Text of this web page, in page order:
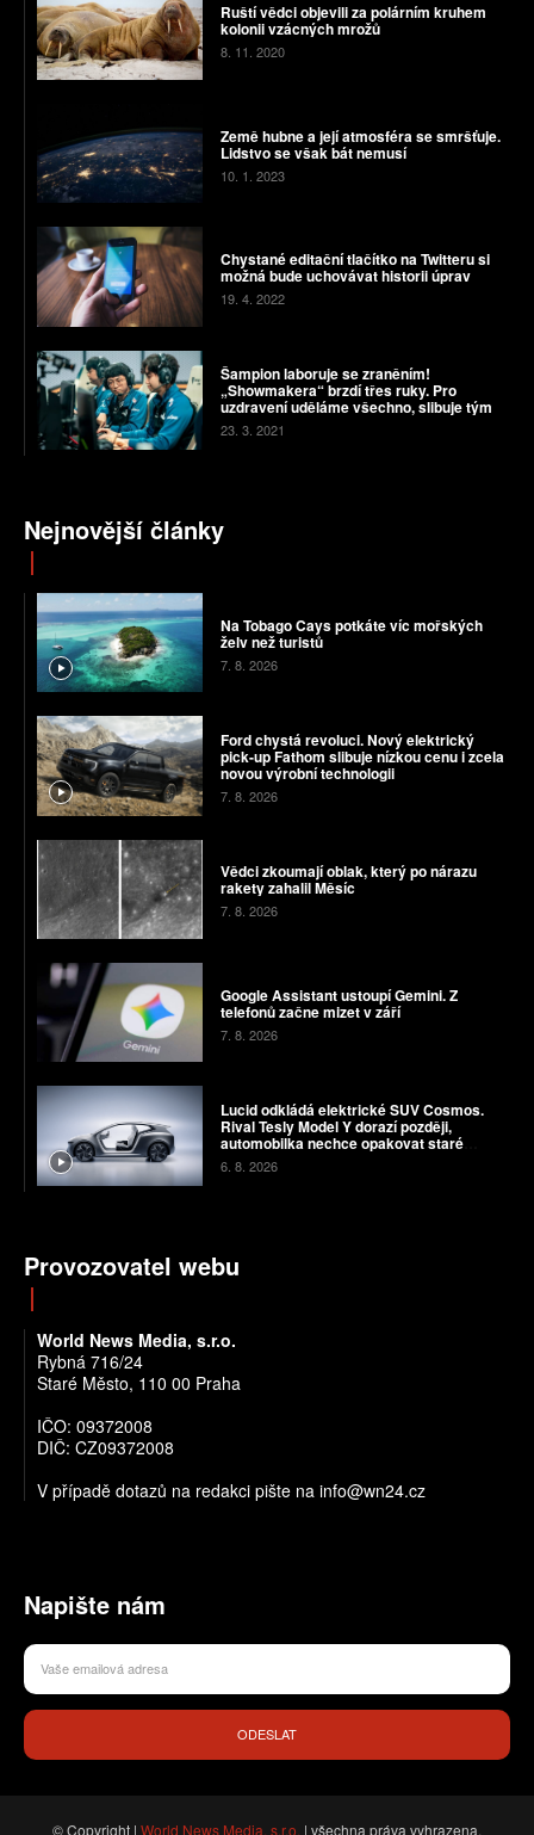
Ruští vědci objevili za polárním kruhem
kolonii vzácných mrožů
8. 11. 2020
Země hubne a její atmosféra se smršťuje.
Lidstvo se však bát nemusí
10. 1. 2023
Chystané editační tlačítko na Twitteru si
možná bude uchovávat historii úprav
19. 4. 2022
Šampion laboruje se zraněním!
„Showmakera“ brzdí třes ruky. Pro
uzdravení uděláme všechno, slibuje tým
23. 3. 2021
Nejnovější články
Na Tobago Cays potkáte víc mořských
želv než turistů
7. 8. 2026
Ford chystá revoluci. Nový elektrický
pick-up Fathom slibuje nízkou cenu i zcela
novou výrobní technologii
7. 8. 2026
Vědci zkoumají oblak, který po nárazu
rakety zahalil Měsíc
7. 8. 2026
Google Assistant ustoupí Gemini. Z
telefonů začne mizet v září
7. 8. 2026
Lucid odkládá elektrické SUV Cosmos.
Rival Tesly Model Y dorazí později,
automobilka nechce opakovat staré
chyby
6. 8. 2026
Provozovatel webu
World News Media, s.r.o.
Rybná 716/24
Staré Město, 110 00 Praha
IČO: 09372008
DIČ: CZ09372008
V případě dotazů na redakci pište na info@wn24.cz
Napište nám
ODESLAT
© Copyright | World News Media, s.r.o. | všechna práva vyhrazena.